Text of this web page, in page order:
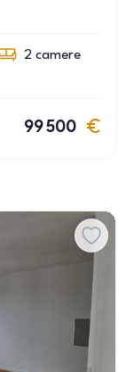
2 camere
99 500